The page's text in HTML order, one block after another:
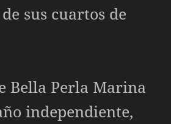
sus cuartos de
Bella Perla Marina
independiente,